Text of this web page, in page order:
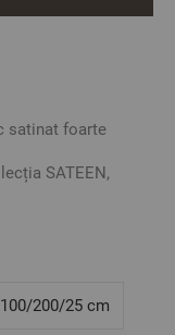
satinat foarte
SATEEN,
măsurilor patului
de micșorare la
100/200/25 cm